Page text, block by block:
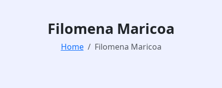
Filomena Maricoa
Home Filomena Maricoa